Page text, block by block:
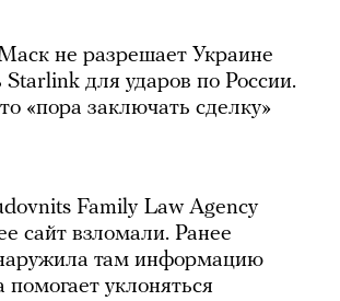
не разрешает Украине
Starlink для ударов по России.
«пора заключать сделку»
Family Law Agency
сайт взломали. Ранее
там информацию
помогает уклоняться